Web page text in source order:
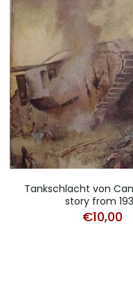
Tankschlacht von
story from
€10,00